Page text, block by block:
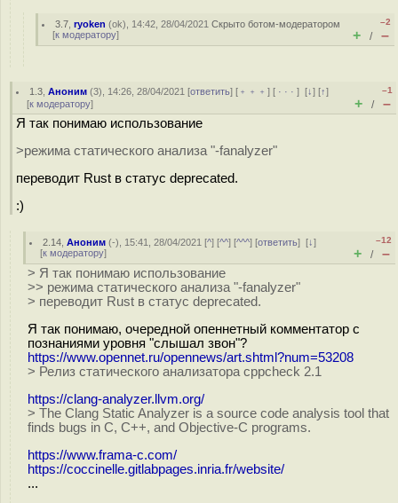
3.7 ,ryoken (ok), 14:42, 28/04/2021Скрыто ботом-модератором
[к модератору]
–2
+ / –
1.3 ,Аноним (3), 14:26, 28/04/2021 [ответить] [ ﹢﹢﹢] [ · · ·][↓] [↑]
[к модератору]
–1
+ / –
Я так понимаю использование
>режима статического анализа "-fanalyzer"
переводит Rust в статус deprecated.
:)
2.14 ,Аноним (-), 15:41, 28/04/2021 [^] [^^] [^^^] [ответить][↓]
[к модератору]
–12
+ / –
> Я так понимаю использование
>> режима статического анализа "-fanalyzer"
> переводит Rust в статус deprecated.
Я так понимаю, очередной опеннетный комментатор с
познаниями уровня "слышал звон"?
https://www.opennet.ru/opennews/art.shtml?num=53208
> Релиз статического анализатора cppcheck 2.1
https://clang-analyzer.llvm.org/
> The Clang Static Analyzer is a source code analysis tool that
finds bugs in C, C++, and Objective-C programs.
https://www.frama-c.com/
https://coccinelle.gitlabpages.inria.fr/website/
...